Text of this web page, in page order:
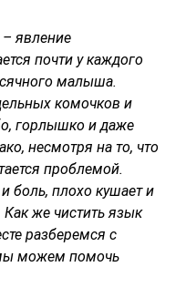
– явление
почти у каждого
малыша.
комочков и
горлышко и даже
несмотря на то, что
проблемой.
боль, плохо кушает и
же чистить язык
разберемся с
можем помочь